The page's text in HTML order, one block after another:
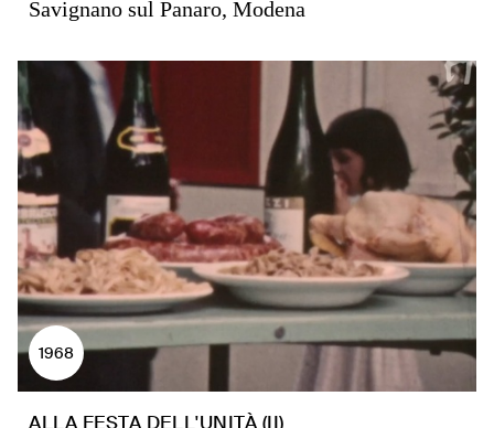
Savignano sul Panaro, Modena
1968
ALLA FESTA DELL'UNITÀ (II)